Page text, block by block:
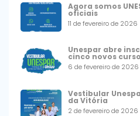
Agora somos
oficiais
11 de fevereiro de 2026
Unespar abre
cinco novos
6 de fevereiro de 2026
Vestibular
da Vitória
2 de fevereiro de 2026